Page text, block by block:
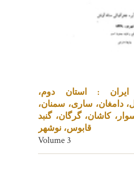
ايران : استان دوم،
دامغان، ساری، سمنان،
کاشان، گرگان، گنبد
قابوس، نوشهر
Volume 3